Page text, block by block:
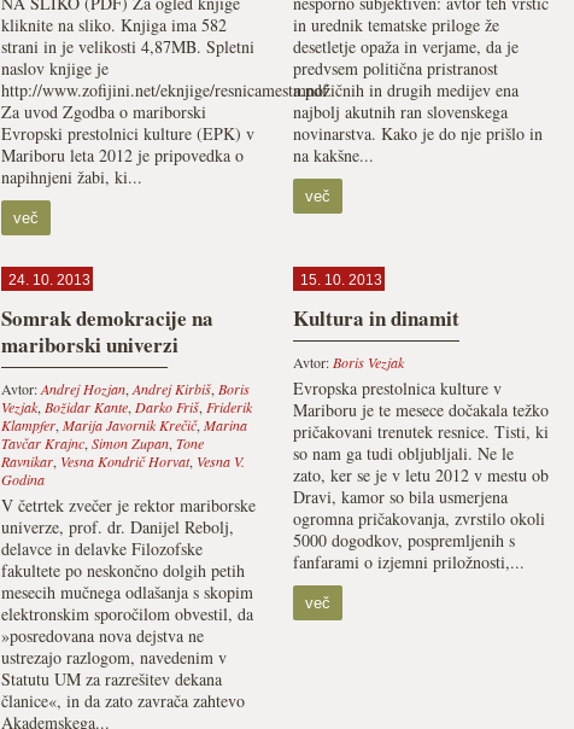
kliknite na sliko. Knjiga ima 582
strani in je velikosti 4,87MB. Spletni
naslov knjige je
http://www.zofijini.net/eknjige/resnicamesta.pdf
Za uvod Zgodba o mariborski
Evropski prestolnici kulture (EPK) v
Mariboru leta 2012 je pripovedka o
napihnjeni žabi, ki...
več
in urednik tematske priloge že
desetletje opaža in verjame, da je
predvsem politična pristranost
množičnih in drugih medijev ena
najbolj akutnih ran slovenskega
novinarstva. Kako je do nje prišlo in
na kakšne...
več
24. 10. 2013
Somrak demokracije na
mariborski univerzi
Avtor:Andrej Hozjan, Andrej Kirbiš, Boris
Vezjak, Božidar Kante, Darko Friš, Friderik
Klampfer, Marija Javornik Krečič, Marina
Tavčar Krajnc, Simon Zupan, Tone
Ravnikar, Vesna Kondrič Horvat, Vesna V.
Godina
V četrtek zvečer je rektor mariborske
univerze, prof. dr. Danijel Rebolj,
delavce in delavke Filozofske
fakultete po neskončno dolgih petih
mesecih mučnega odlašanja s skopim
elektronskim sporočilom obvestil, da
»posredovana nova dejstva ne
ustrezajo razlogom, navedenim v
Statutu UM za razrešitev dekana
članice«, in da zato zavrača zahtevo
Akademskega...
15. 10. 2013
Kultura in dinamit
Avtor: Boris Vezjak
Evropska prestolnica kulture v
Mariboru je te mesece dočakala težko
pričakovani trenutek resnice. Tisti, ki
so nam ga tudi obljubljali. Ne le
zato, ker se je v letu 2012 v mestu ob
Dravi, kamor so bila usmerjena
ogromna pričakovanja, zvrstilo okoli
5000 dogodkov, pospremljenih s
fanfarami o izjemni priložnosti,...
več